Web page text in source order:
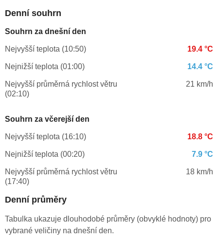
Denní souhrn
Souhrn za dnešní den
Nejvyšší teplota (10:50) 19.4 °C
Nejnižší teplota (01:00) 14.4 °C
Nejvyšší průměrná rychlost větru
(02:10)
21 km/h
Souhrn za včerejší den
Nejvyšší teplota (16:10) 18.8 °C
Nejnižší teplota (00:20) 7.9 °C
Nejvyšší průměrná rychlost větru
(17:40)
18 km/h
Denní průměry
Tabulka ukazuje dlouhodobé průměry (obvyklé hodnoty) pro
vybrané veličiny na dnešní den.